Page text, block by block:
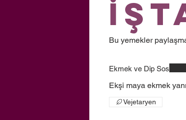
Bu yemekler
Ekmek ve Dip Sos
Ekşi maya ekmek
Vejetaryen